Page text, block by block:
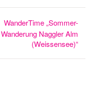
WanderTime „Sommer-
Wanderung Naggler Alm
(Weissensee)“